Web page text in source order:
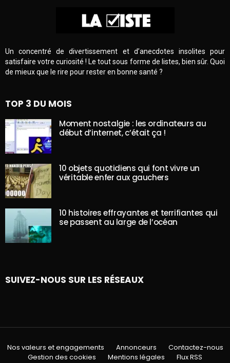
Un concentré de divertissement et d’anecdotes insolites pour
satisfaire votre curiosité ! Le tout sous forme de listes, bien sûr. Quoi
de mieux que le rire pour rester en bonne santé ?
TOP 3 DU MOIS
Moment nostalgie : les ordinateurs au
début d’internet, c’était ça !
10 objets quotidiens qui font vivre un
véritable enfer aux gauchers
10 histoires effrayantes et terrifiantes qui
se passent au large de l’océan
SUIVEZ-NOUS SUR LES RÉSEAUX
Nos valeurs et engagements Annonceurs
Contactez-nous
Gestion des cookies
Mentions légales Flux RSS